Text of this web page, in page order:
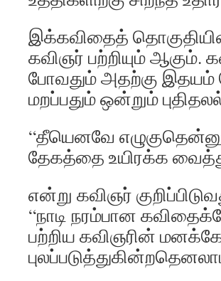
இக்கவிதைத் தொகுதியின்
கவிஞர் பற்றியும்
போவதும் அதற்கு இதயம்
மறப்பதும் ஒன்றும்
“தீயெனவே
தேகத்தை உயிரக்க வைத்து
என்று கவிஞர்
“நாடி நரம்பான
பற்றிய கவிஞரின்